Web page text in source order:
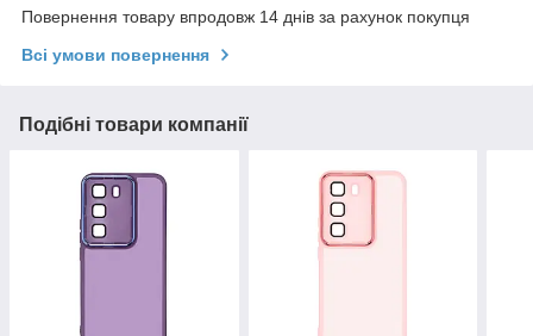
Повернення товару впродовж 14 днів за рахунок покупця
Всі умови повернення
Подібні товари компанії